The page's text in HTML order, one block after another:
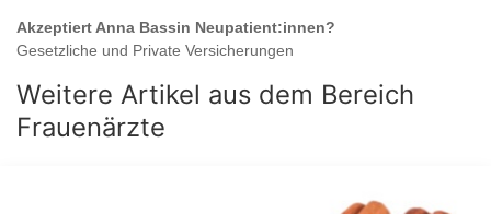
AkzeptiertAnna Bassin Neupatient:innen?
Gesetzliche und Private Versicherungen
Weitere Artikel aus dem Bereich
Frauenärzte